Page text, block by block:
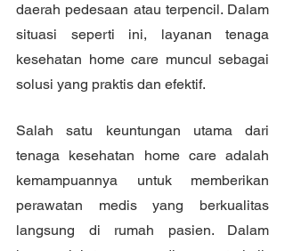
daerah pedesaan atau terpencil. Dalam
situasi seperti ini, layanan tenaga
kesehatan home care muncul sebagai
solusi yang praktis dan efektif.
Salah satu keuntungan utama dari
tenaga kesehatan home care adalah
kemampuannya untuk memberikan
perawatan medis yang berkualitas
langsung di rumah pasien. Dalam